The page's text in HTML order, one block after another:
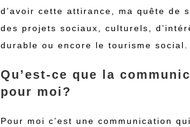
d’avoir cette attirance, ma quête de
des projets sociaux, culturels,
durable ou encore le tourisme social.
Qu’est-ce que la
pour moi?
Pour moi c’est une communication